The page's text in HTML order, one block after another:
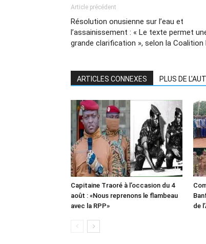
Article précédent
Résolution onusienne sur l’eau et
l’assainissement : « Le texte permet
grande clarification », selon la Coalition
ARTICLES CONNEXES PLUS DE
Capitaine Traoré à l’occasion du 4
août : «Nous reprenons le flambeau
avec la RPP»
de